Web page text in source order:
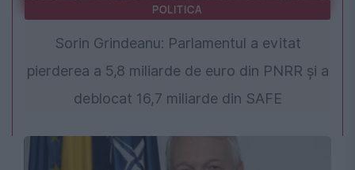
POLITICA
Sorin Grindeanu: Parlamentul a evitat
pierderea a 5,8 miliarde de euro din PNRR și a
deblocat 16,7 miliarde din SAFE